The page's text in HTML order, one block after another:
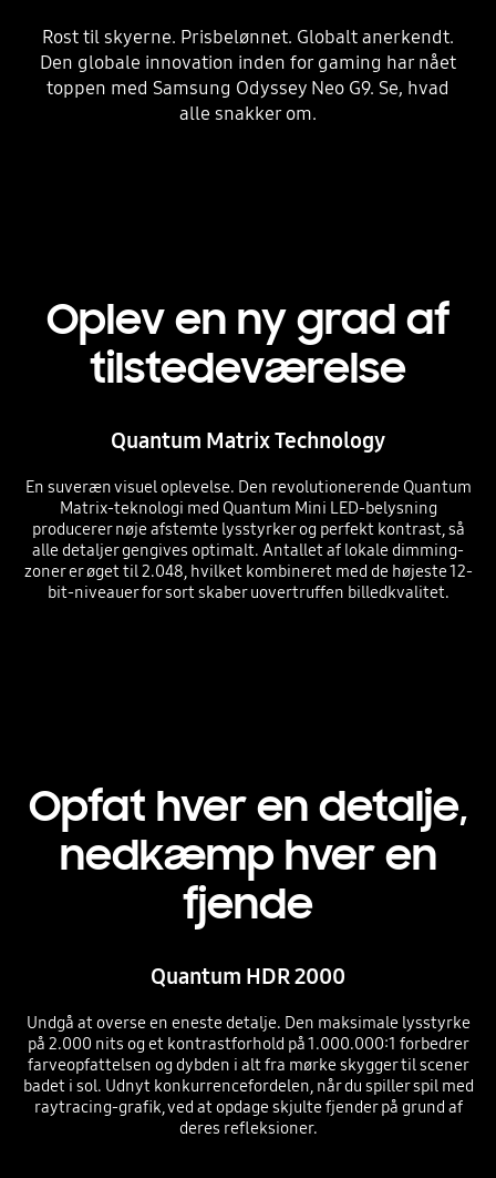
Rost til skyerne. Prisbelønnet. Globalt anerkendt.
Den globale innovation inden for gaming har nået
toppen med Samsung Odyssey Neo G9. Se, hvad
alle snakker om.
Oplev en ny grad af
tilstedeværelse
Quantum Matrix Technology
En suveræn visuel oplevelse. Den revolutionerende Quantum
Matrix-teknologi med Quantum Mini LED-belysning
producerer nøje afstemte lysstyrker og perfekt kontrast, så
alle detaljer gengives optimalt. Antallet af lokale dimming-
zoner er øget til 2.048, hvilket kombineret med de højeste 12-
bit-niveauer for sort skaber uovertruffen billedkvalitet.
Opfat hver en detalje,
nedkæmp hver en
fjende
Quantum HDR 2000
Undgå at overse en eneste detalje. Den maksimale lysstyrke
på 2.000 nits og et kontrastforhold på 1.000.000:1 forbedrer
farveopfattelsen og dybden i alt fra mørke skygger til scener
badet i sol. Udnyt konkurrencefordelen, når du spiller spil med
raytracing-grafik, ved at opdage skjulte fjender på grund af
deres refleksioner.